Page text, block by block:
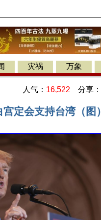
灾祸 万象
人气： 16,522 分享：
定会支持台湾（图）